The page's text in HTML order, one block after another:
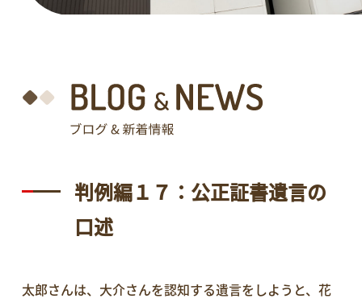
判例編１７：公正証書遺言の
口述
太郎さんは、大介さんを認知する遺言をしようと、花